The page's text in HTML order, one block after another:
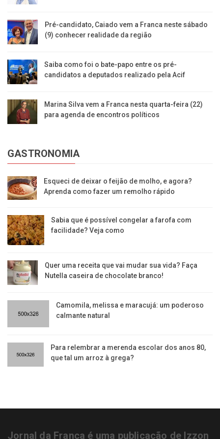
Pré-candidato, Caiado vem a Franca neste sábado
(9) conhecer realidade da região
Saiba como foi o bate-papo entre os pré-
candidatos a deputados realizado pela Acif
Marina Silva vem a Franca nesta quarta-feira (22)
para agenda de encontros políticos
GASTRONOMIA
Esqueci de deixar o feijão de molho, e agora?
Aprenda como fazer um remolho rápido
Sabia que é possível congelar a farofa com
facilidade? Veja como
Quer uma receita que vai mudar sua vida? Faça
Nutella caseira de chocolate branco!
Camomila, melissa e maracujá: um poderoso
calmante natural
Para relembrar a merenda escolar dos anos 80,
que tal um arroz à grega?
Jornal da Franca é uma publicação de Izzon